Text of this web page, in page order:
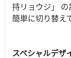
持リョウジ」
簡単に切り替え
スペシャルデザ